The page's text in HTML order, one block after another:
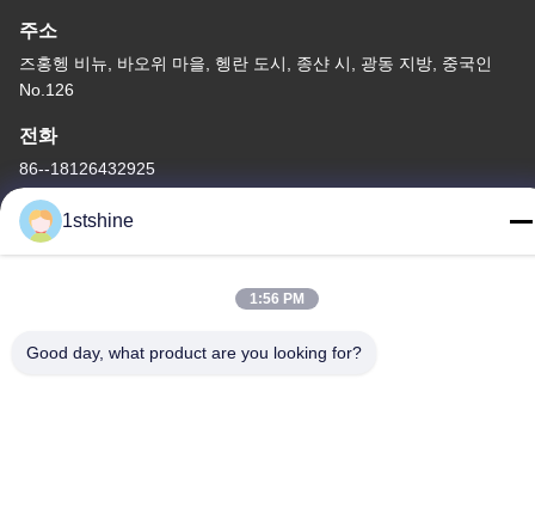
주소
즈홍헹 비뉴, 바오위 마을, 헹란 도시, 종샨 시, 광동 지방, 중국인
No.126
전화
86--18126432925
사생활 보호 정책|사이트맵
중국 상등품 멀리 있는 주도하는 천정 선풍기 공급자. 저작권 (c)
1stshine
1:56 PM
Good day, what product are you looking for?